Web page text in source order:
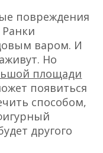
повреждения
варом. И
Но
площади
появиться
способом,
другого